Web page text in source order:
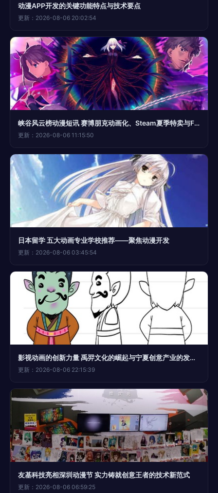
动漫APP开发的关键功能特点与技术要点
更新：2026-08-06 20:02:54
峡谷风云榜动漫短讯 赛博朋克动画化、Steam夏季特卖与Fate/stay night剧场版动向
更新：2026-08-06 11:15:50
日本留学 五大动画专业学校推荐——聚焦动漫开发
更新：2026-08-06 03:45:54
影视动画的创新力量 禹羿文化的崛起与宁夏创意产业的发展样本
更新：2026-08-06 22:15:39
友基科技亮相深圳动漫节 实力铸就创意王者的技术新范式
更新：2026-08-06 06:59:25